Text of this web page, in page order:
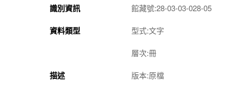
識別資訊 館藏號:28-03-03-028-05
資料類型 型式:文字
層次:冊
描述 版本:原檔